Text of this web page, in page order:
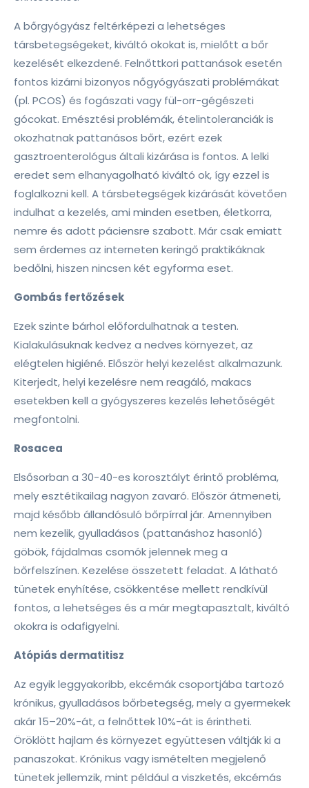
A bőrgyógyász feltérképezi a lehetséges
társbetegségeket, kiváltó okokat is, mielőtt a bőr
kezelését elkezdené. Felnőttkori pattanások esetén
fontos kizárni bizonyos nőgyógyászati problémákat
(pl. PCOS) és fogászati vagy fül-orr-gégészeti
gócokat. Emésztési problémák, ételintoleranciák is
okozhatnak pattanásos bőrt, ezért ezek
gasztroenterológus általi kizárása is fontos. A lelki
eredet sem elhanyagolható kiváltó ok, így ezzel is
foglalkozni kell. A társbetegségek kizárását követően
indulhat a kezelés, ami minden esetben, életkorra,
nemre és adott páciensre szabott. Már csak emiatt
sem érdemes az interneten keringő praktikáknak
bedőlni, hiszen nincsen két egyforma eset.
Gombás fertőzések
Ezek szinte bárhol előfordulhatnak a testen.
Kialakulásuknak kedvez a nedves környezet, az
elégtelen higiéné. Először helyi kezelést alkalmazunk.
Kiterjedt, helyi kezelésre nem reagáló, makacs
esetekben kell a gyógyszeres kezelés lehetőségét
megfontolni.
Rosacea
Elsősorban a 30-40-es korosztályt érintő probléma,
mely esztétikailag nagyon zavaró. Először átmeneti,
majd később állandósuló bőrpírral jár. Amennyiben
nem kezelik, gyulladásos (pattanáshoz hasonló)
göbök, fájdalmas csomók jelennek meg a
bőrfelszínen. Kezelése összetett feladat. A látható
tünetek enyhítése, csökkentése mellett rendkívül
fontos, a lehetséges és a már megtapasztalt, kiváltó
okokra is odafigyelni.
Atópiás dermatitisz
Az egyik leggyakoribb, ekcémák csoportjába tartozó
krónikus, gyulladásos bőrbetegség, mely a gyermekek
akár 15–20%-át, a felnőttek 10%-át is érintheti.
Öröklött hajlam és környezet együttesen váltják ki a
panaszokat. Krónikus vagy ismételten megjelenő
tünetek jellemzik, mint például a viszketés, ekcémás